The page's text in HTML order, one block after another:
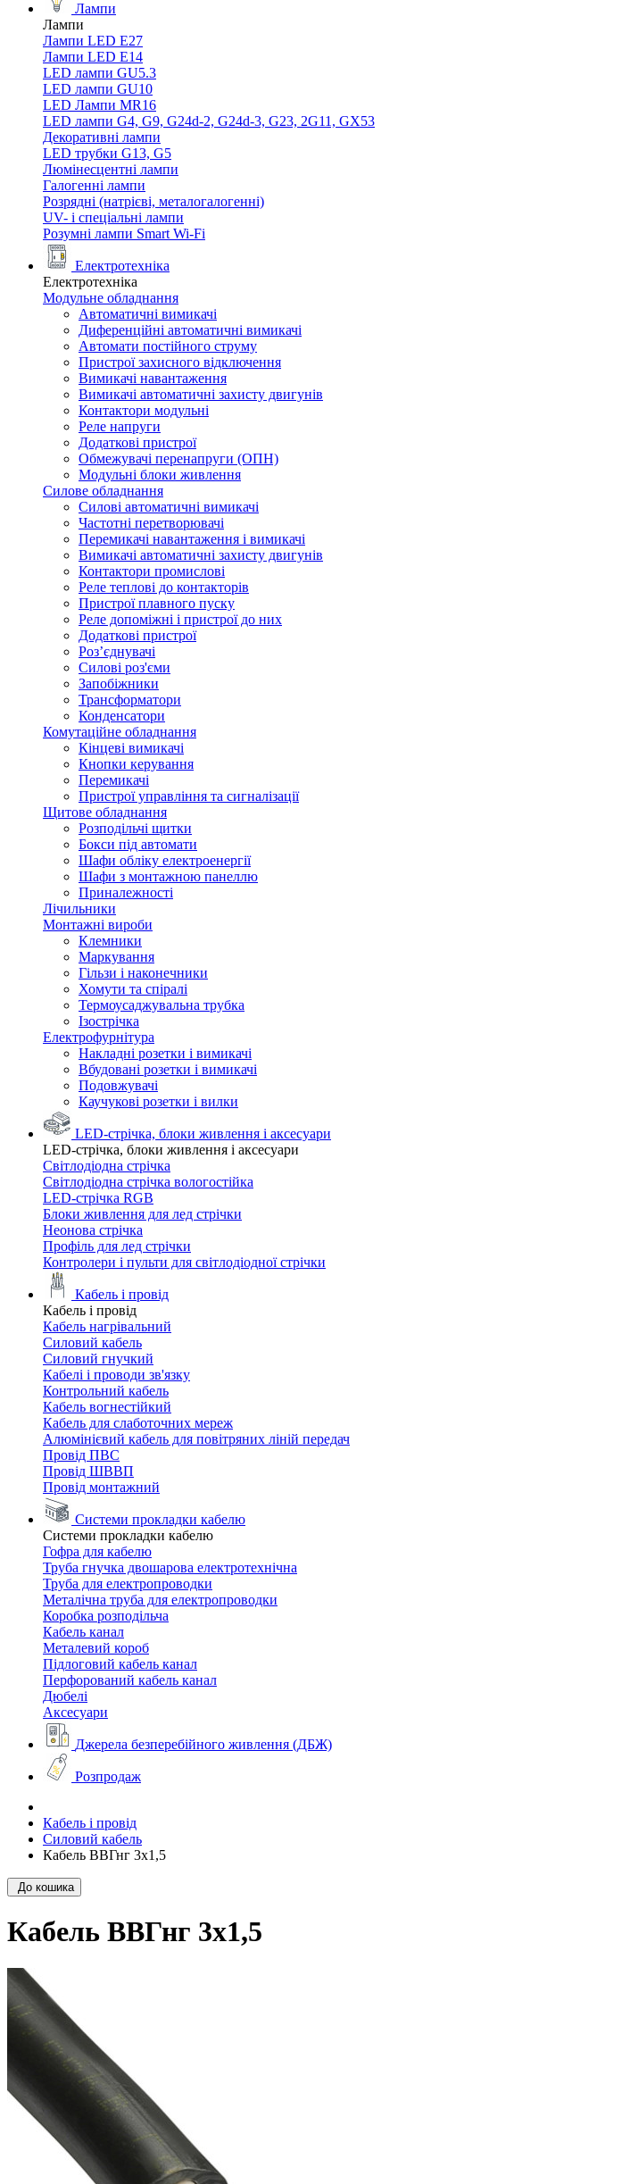
Лампи
Лампи
Лампи LED E27
Лампи LED Е14
LED лампи GU5.3
LED лампи GU10
LED Лампи MR16
LED лампи G4, G9, G24d-2, G24d-3, G23, 2G11, GX53
Декоративні лампи
LED трубки G13, G5
Люмінесцентні лампи
Галогенні лампи
Розрядні (натрієві, металогалогенні)
UV- і спеціальні лампи
Розумні лампи Smart Wi-Fi
Електротехніка
Електротехніка
Модульне обладнання
Автоматичні вимикачі
Диференційні автоматичні вимикачі
Автомати постійного струму
Пристрої захисного відключення
Вимикачі навантаження
Вимикачі автоматичні захисту двигунів
Контактори модульні
Реле напруги
Додаткові пристрої
Обмежувачі перенапруги (ОПН)
Модульні блоки живлення
Силове обладнання
Силові автоматичні вимикачі
Частотні перетворювачі
Перемикачі навантаження і вимикачі
Вимикачі автоматичні захисту двигунів
Контактори промислові
Реле теплові до контакторів
Пристрої плавного пуску
Реле допоміжні і пристрої до них
Додаткові пристрої
Роз’єднувачі
Силові роз'єми
Запобіжники
Трансформатори
Конденсатори
Комутаційне обладнання
Кінцеві вимикачі
Кнопки керування
Перемикачі
Пристрої управління та сигналізації
Щитове обладнання
Розподільчі щитки
Бокси під автомати
Шафи обліку електроенергії
Шафи з монтажною панеллю
Приналежності
Лічильники
Монтажні вироби
Клемники
Маркування
Гільзи і наконечники
Хомути та спіралі
Термоусаджувальна трубка
Ізострічка
Електрофурнітура
Накладні розетки і вимикачі
Вбудовані розетки і вимикачі
Подовжувачі
Каучукові розетки і вилки
LED-стрічка, блоки живлення і аксесуари
LED-стрічка, блоки живлення і аксесуари
Світлодіодна стрічка
Світлодіодна стрічка вологостійка
LED-стрічка RGB
Блоки живлення для лед стрічки
Неонова стрічка
Профіль для лед стрічки
Контролери і пульти для світлодіодної стрічки
Кабель і провід
Кабель і провід
Кабель нагрівальний
Силовий кабель
Силовий гнучкий
Кабелі і проводи зв'язку
Контрольний кабель
Кабель вогнестійкий
Кабель для слаботочних мереж
Алюмінієвий кабель для повітряних ліній передач
Провід ПВС
Провід ШВВП
Провід монтажний
Системи прокладки кабелю
Системи прокладки кабелю
Гофра для кабелю
Труба гнучка двошарова електротехнічна
Труба для електропроводки
Металічна труба для електропроводки
Коробка розподільча
Кабель канал
Металевий короб
Підлоговий кабель канал
Перфорований кабель канал
Дюбелі
Аксесуари
Джерела безперебійного живлення (ДБЖ)
Розпродаж
Кабель і провід
Силовий кабель
Кабель ВВГнг 3х1,5
До кошика
Кабель ВВГнг 3х1,5